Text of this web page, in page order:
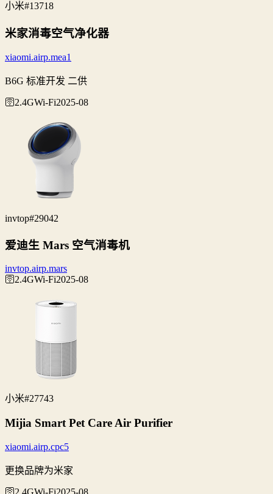
小米#13718
米家消毒空气净化器
xiaomi.airp.mea1
B6G 标准开发 二供
🛜2.4GWi‑Fi2025-08
invtop#29042
爱迪生 Mars 空气消毒机
invtop.airp.mars
🛜2.4GWi‑Fi2025-08
小米#27743
Mijia Smart Pet Care Air Purifier
xiaomi.airp.cpc5
更换品牌为米家
🛜2.4GWi‑Fi2025-08